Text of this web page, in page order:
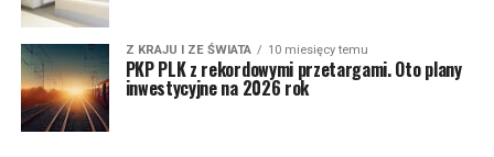
Z KRAJU I ZE ŚWIATA 10 miesięcy temu
PKP PLK z rekordowymi przetargami. Oto plany
inwestycyjne na 2026 rok